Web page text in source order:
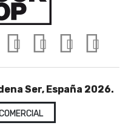
Ser, España 2026.